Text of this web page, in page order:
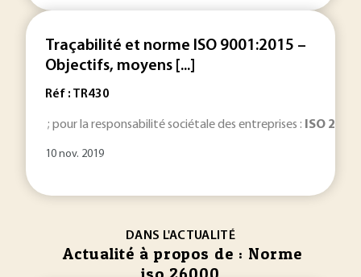
Traçabilité et norme ISO 9001:2015 –
Objectifs, moyens [...]
Réf : TR430
; pour la responsabilité sociétale des entreprises : ISO
10 nov. 2019
DANS L'ACTUALITÉ
Actualité à propos de : Norme